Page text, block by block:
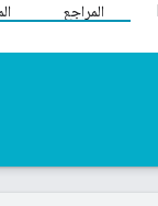
المراجع